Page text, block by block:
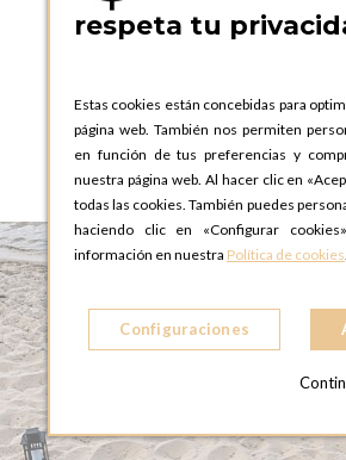
PRODUCTOS
respeta tu
Estas cookies están concebidas para
página web. También nos permiten
en función de tus preferencias y
nuestra página web. Al hacer clic en
todas las cookies. También puedes
haciendo clic en «Configurar
información en nuestra Política de cookies.
Configuraciones